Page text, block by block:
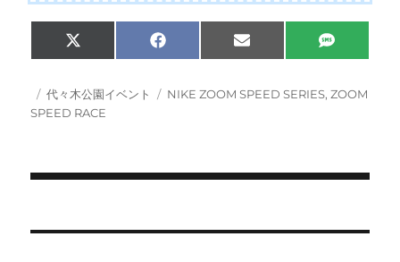
Share
on
X
(
w
i
t
)
Share
on
F
a
e
Share
on
E
m
i
Share
on
S
M
投
稿
カ
テ
代々木公園イベント
タ
NIKE ZOOM SPEED SERIES,ZOOM
SPEED RACE
稿